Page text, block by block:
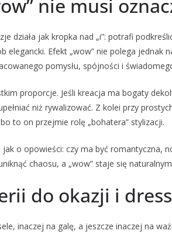
nie musi
działa jak kropka nad „i”: potrafi
elegancki. Efekt „wow” nie polega jednak
pomysłu, spójności i
proporcje. Jeśli kreacja ma bogaty
niż rywalizować. Z kolei przy
to on przejmie rolę „bohatera” stylizacji.
o opowieści: czy ma być romantyczna,
chaosu, a „wow” staje się
do okazji i dress
inaczej na galę, a jeszcze inaczej na